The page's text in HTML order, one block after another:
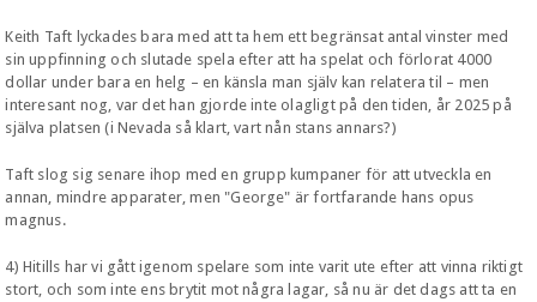
Keith Taft lyckades bara med att ta hem ett begränsat antal vinster med
sin uppfinning och slutade spela efter att ha spelat och förlorat 4000
dollar under bara en helg – en känsla man själv kan relatera til – men
interesant nog, var det han gjorde inte olagligt på den tiden, år 2025 på
själva platsen (i Nevada så klart, vart nån stans annars?)
Taft slog sig senare ihop med en grupp kumpaner för att utveckla en
annan, mindre apparater, men "George" är fortfarande hans opus
magnus.
4) Hitills har vi gått igenom spelare som inte varit ute efter att vinna riktigt
stort, och som inte ens brytit mot några lagar, så nu är det dags att ta en